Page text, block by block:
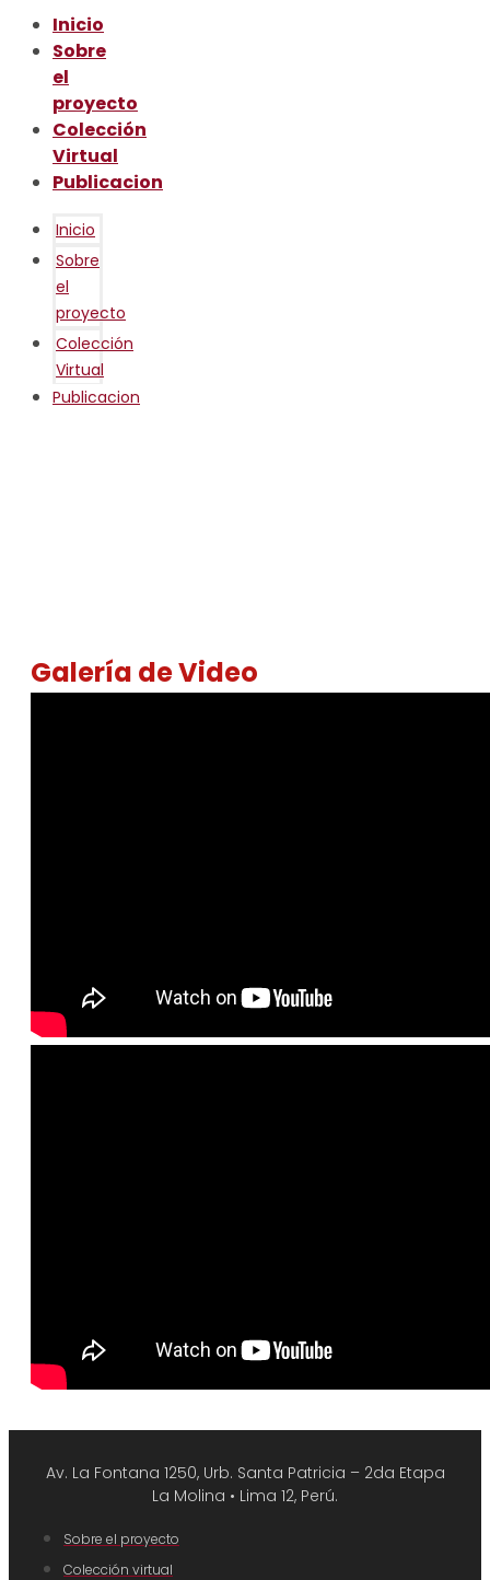
Inicio
Sobre
el
proyecto
Colección
Virtual
Publicacion
Inicio
Sobre
el
proyecto
Colección
Virtual
Publicacion
Galería de Video
Av. La Fontana 1250, Urb. Santa Patricia – 2da Etapa
La Molina • Lima 12, Perú.
Sobre el proyecto
Colección virtual